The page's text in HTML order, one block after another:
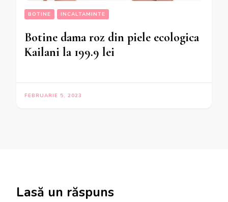
BOTINE INCALTAMINTE
Botine dama roz din piele ecologica
Kailani la 199.9 lei
FEBRUARIE 5, 2023
Lasă un răspuns